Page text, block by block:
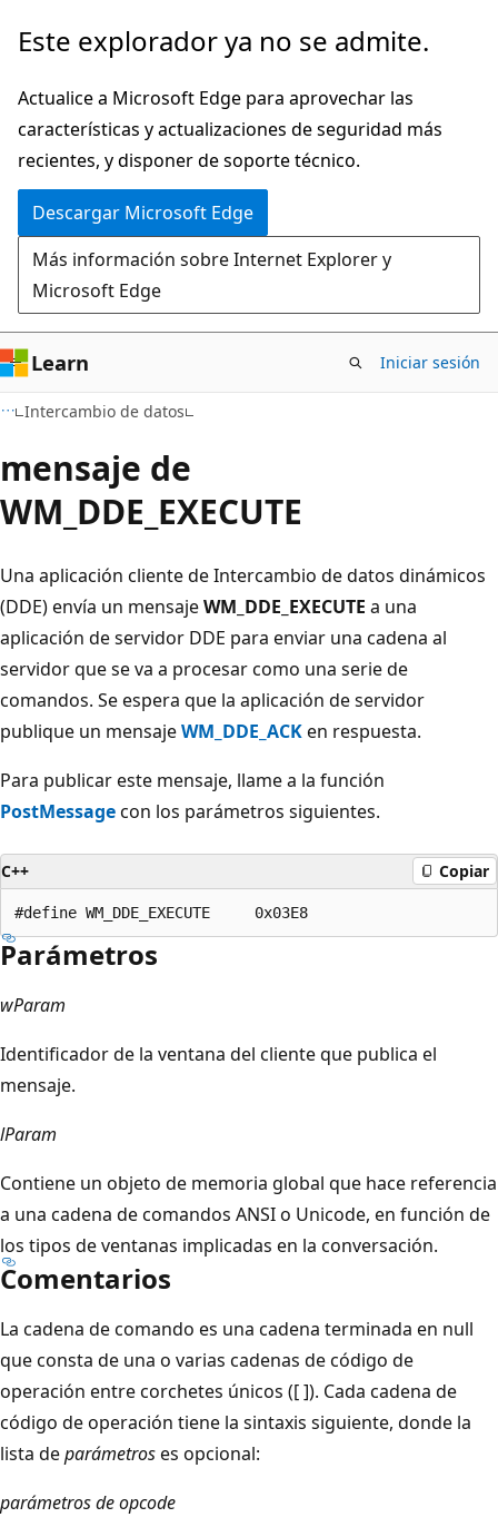
Ir
contenido
principal
Este explorador ya no se admite.
Actualice a Microsoft Edge para aprovechar las
características y actualizaciones de seguridad más
recientes, y disponer de soporte técnico.
Descargar Microsoft Edge
Más información sobre Internet Explorer y
Microsoft Edge
Learn Iniciar sesión
Intercambio de datos
mensaje de
WM_DDE_EXECUTE
Una aplicación cliente de Intercambio de datos dinámicos
(DDE) envía un mensajeWM_DDE_EXECUTE a una
aplicación de servidor DDE para enviar una cadena al
servidor que se va a procesar como una serie de
comandos. Se espera que la aplicación de servidor
publique un mensajeWM_DDE_ACKen respuesta.
Para publicar este mensaje, llame a la función
PostMessagecon los parámetros siguientes.
C++ Copiar
Parámetros
wParam
Identificador de la ventana del cliente que publica el
mensaje.
lParam
Contiene un objeto de memoria global que hace referencia
a una cadena de comandos ANSI o Unicode, en función de
los tipos de ventanas implicadas en la conversación.
Comentarios
La cadena de comando es una cadena terminada en null
que consta de una o varias cadenas de código de
operación entre corchetes únicos ([ ]). Cada cadena de
código de operación tiene la sintaxis siguiente, donde la
lista deparámetroses opcional:
parámetros de opcode